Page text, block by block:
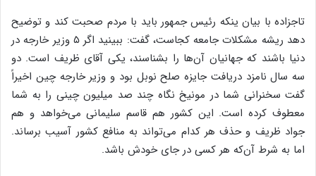
تاجزاده با بیان ینکه رئیس جمهور باید با مردم صحبت کند و توضیح
دهد ریشه مشکلات جامعه کجاست، گفت: ببینید اگر ۵ وزیر خارجه در
دنیا باشند که جهانیان آن‌ها را بشناسند، یکی آقای ظریف است. دو
سه سال نامزد دریافت جایزه صلح نوبل بود و وزیر خارجه چین اخیراً
گفت سخنرانی شما در مونیخ نگاه چند صد میلیون چینی را به شما
معطوف کرده است. این کشور هم قاسم سلیمانی می‌خواهد و هم
جواد ظریف و حذف هر کدام می‌تواند به منافع کشور آسیب برساند.
اما به شرط آن‌که هر کسی در جای خودش باشد.